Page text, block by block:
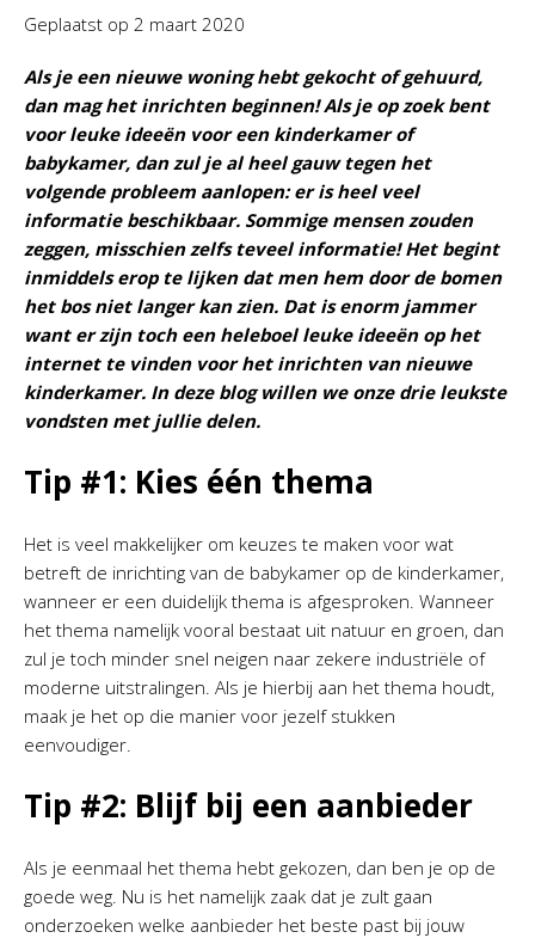
Geplaatst op 2 maart 2020
Als je een nieuwe woning hebt gekocht of gehuurd,
dan mag het inrichten beginnen! Als je op zoek bent
voor leuke ideeën voor een kinderkamer of
babykamer, dan zul je al heel gauw tegen het
volgende probleem aanlopen: er is heel veel
informatie beschikbaar. Sommige mensen zouden
zeggen, misschien zelfs teveel informatie! Het begint
inmiddels erop te lijken dat men hem door de bomen
het bos niet langer kan zien. Dat is enorm jammer
want er zijn toch een heleboel leuke ideeën op het
internet te vinden voor het inrichten van nieuwe
kinderkamer. In deze blog willen we onze drie leukste
vondsten met jullie delen.
Tip #1: Kies één thema
Het is veel makkelijker om keuzes te maken voor wat
betreft de inrichting van de babykamer op de kinderkamer,
wanneer er een duidelijk thema is afgesproken. Wanneer
het thema namelijk vooral bestaat uit natuur en groen, dan
zul je toch minder snel neigen naar zekere industriële of
moderne uitstralingen. Als je hierbij aan het thema houdt,
maak je het op die manier voor jezelf stukken
eenvoudiger.
Tip #2: Blijf bij een aanbieder
Als je eenmaal het thema hebt gekozen, dan ben je op de
goede weg. Nu is het namelijk zaak dat je zult gaan
onderzoeken welke aanbieder het beste past bij jouw